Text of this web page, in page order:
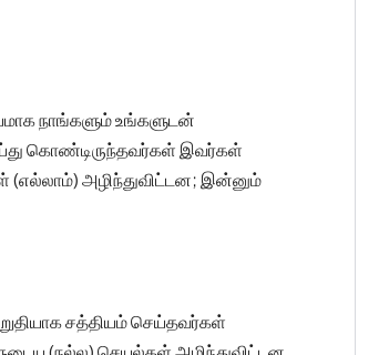
நாங்களும் உங்களுடன்
கொண்டிருந்தவர்கள் இவர்கள்
(எல்லாம்) அழிந்துவிட்டன; இன்னும்
சத்தியம் செய்தவர்கள்